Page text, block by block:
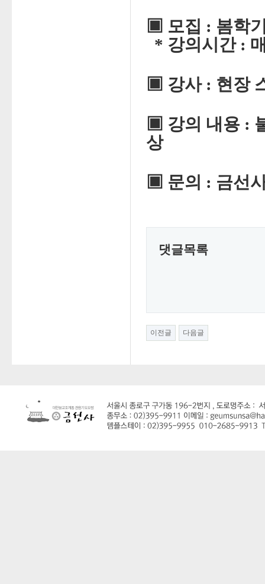
▣ 모집 : 봄학
* 강의시간 :
▣ 강사 : 현장
▣ 강의 내용 :
상
▣ 문의 : 금선
댓글목록
이전글 다음글